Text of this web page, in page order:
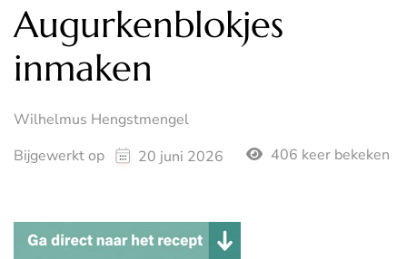
Augurkenblokjes
inmaken
Wilhelmus Hengstmengel
Bijgewerkt op
20 juni 2026 406 keer bekeken